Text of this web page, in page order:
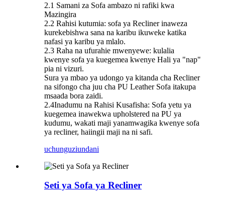
2.1 Samani za Sofa ambazo ni rafiki kwa
Mazingira
2.2 Rahisi kutumia: sofa ya Recliner inaweza
kurekebishwa sana na karibu ikuweke katika
nafasi ya karibu ya mlalo.
2.3 Raha na ufurahie mwenyewe: kulalia
kwenye sofa ya kuegemea kwenye Hali ya "nap"
pia ni vizuri.
Sura ya mbao ya udongo ya kitanda cha Recliner
na sifongo cha juu cha PU Leather Sofa itakupa
msaada bora zaidi.
2.4Inadumu na Rahisi Kusafisha: Sofa yetu ya
kuegemea inawekwa upholstered na PU ya
kudumu, wakati maji yanamwagika kwenye sofa
ya recliner, haiingii maji na ni safi.
uchunguziundani
Seti ya Sofa ya Recliner